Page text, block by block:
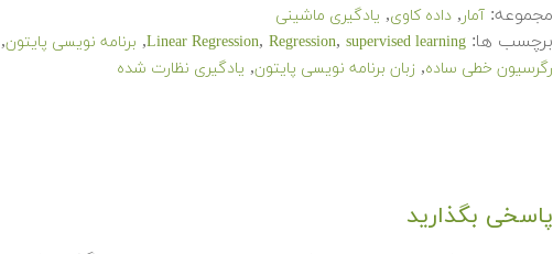
مجموعه: آمار, داده کاوی, یادگیری ماشینی
برچسب ها: Linear Regression, Regression, supervised learning
, برنامه نویسی پایتون,
رگرسیون خطی ساده, زبان برنامه نویسی پایتون, یادگیری نظارت شده
پاسخی بگذارید